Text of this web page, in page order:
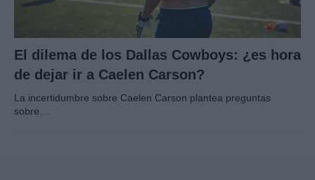
El dilema de los Dallas Cowboys: ¿es hora
de dejar ir a Caelen Carson?
La incertidumbre sobre Caelen Carson plantea preguntas
sobre…